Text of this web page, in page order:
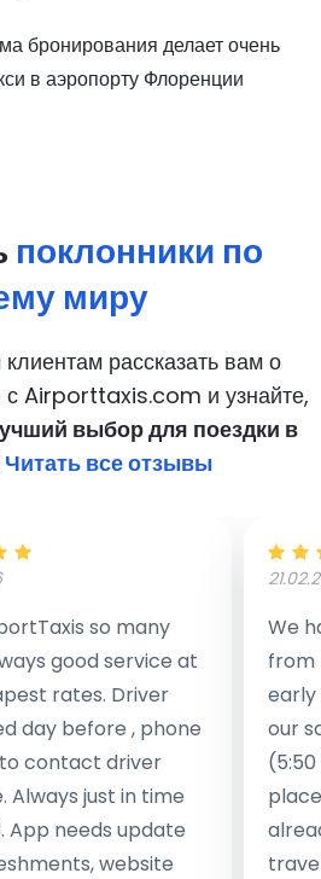
бронирования делает очень
в аэропорту Флоренции
поклонники по
миру
рассказать вам о
с Airporttaxis.com и узнайте,
выбор для поездки в
Читать все отзывы
so many
good service at
rates. Driver
day before , phone
contact driver
Always just in time
App needs update
website
We
from
early
our